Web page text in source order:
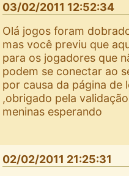
03/02/2011 12:52:34
Olá jogos foram
mas você previu que
para os jogadores que
podem se conectar ao
por causa da página de
,obrigado pela
meninas esperando
02/02/2011 21:25:31